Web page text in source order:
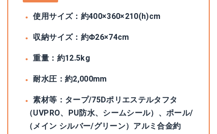
使用サイズ：約400×360×210(h)cm
収納サイズ：約Φ26×74cm
重量：約12.5kg
耐水圧：約2,000mm
素材等：タープ/75Dポリエステルタフタ
（UVPRO、PU防水、シームシール）、ポール/
（メイン シルバー/グリーン）アルミ合金約